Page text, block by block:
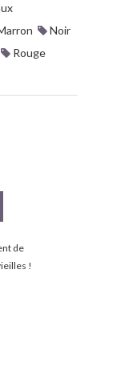
Noir
Rouge
de
!